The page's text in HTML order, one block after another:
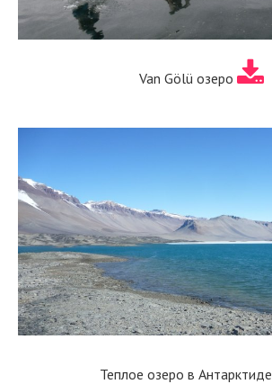
Van Gölü озеро
Теплое озеро в Антарктиде